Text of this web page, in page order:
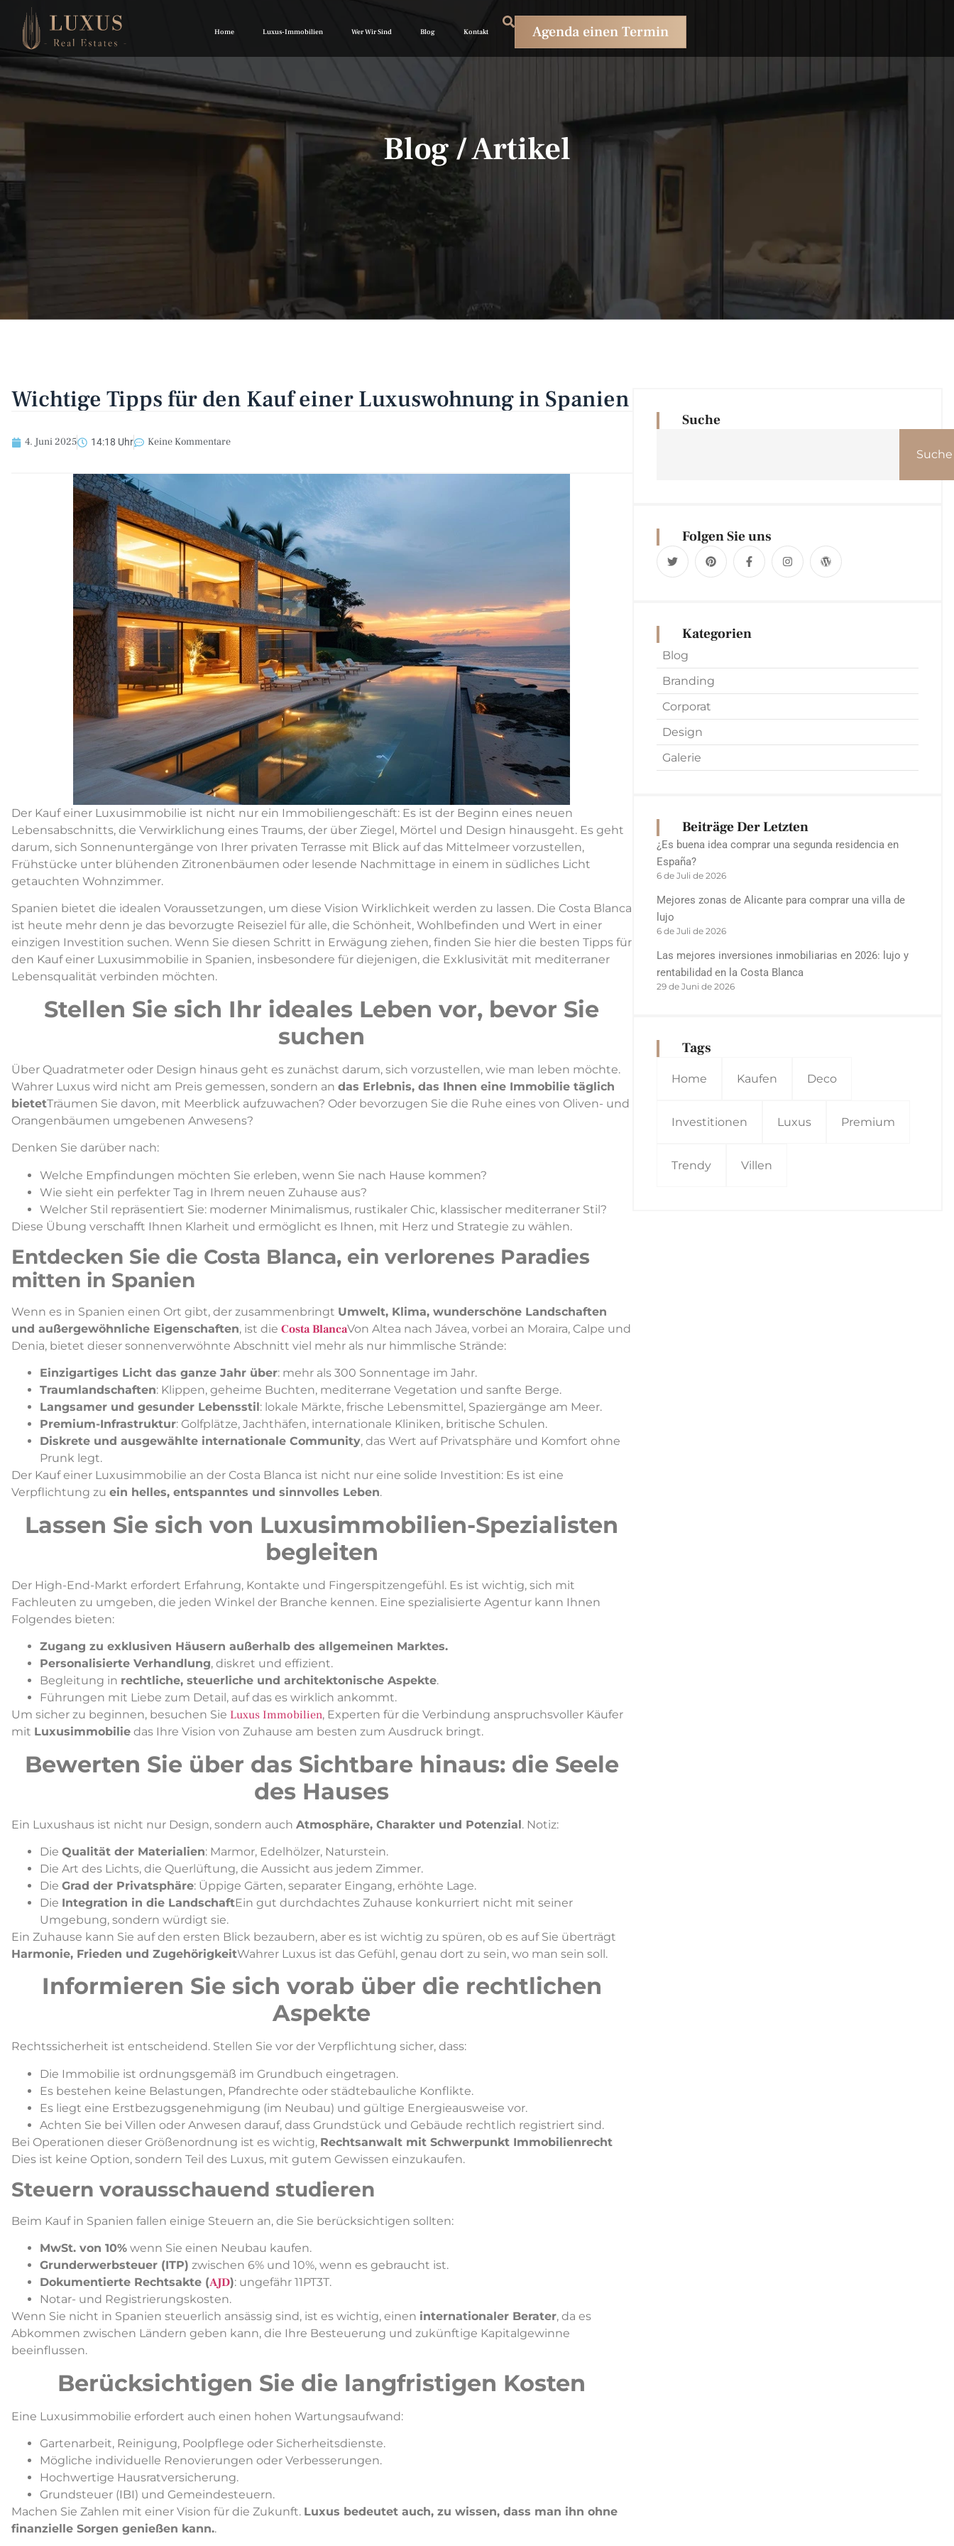
Home Luxus-Immobilien Wer Wir Sind Blog Kontakt Agenda einen Termin
Blog / Artikel
Wichtige Tipps für den Kauf einer Luxuswohnung in Spanien
4. Juni 2025 14:18 Uhr Keine Kommentare
Der Kauf einer Luxusimmobilie ist nicht nur ein Immobiliengeschäft: Es ist der Beginn eines neuen
Lebensabschnitts, die Verwirklichung eines Traums, der über Ziegel, Mörtel und Design hinausgeht. Es geht
darum, sich Sonnenuntergänge von Ihrer privaten Terrasse mit Blick auf das Mittelmeer vorzustellen,
Frühstücke unter blühenden Zitronenbäumen oder lesende Nachmittage in einem in südliches Licht
getauchten Wohnzimmer.
Spanien bietet die idealen Voraussetzungen, um diese Vision Wirklichkeit werden zu lassen. Die Costa Blanca
ist heute mehr denn je das bevorzugte Reiseziel für alle, die Schönheit, Wohlbefinden und Wert in einer
einzigen Investition suchen. Wenn Sie diesen Schritt in Erwägung ziehen, finden Sie hier die besten Tipps für
den Kauf einer Luxusimmobilie in Spanien, insbesondere für diejenigen, die Exklusivität mit mediterraner
Lebensqualität verbinden möchten.
Stellen Sie sich Ihr ideales Leben vor, bevor Sie
suchen
Über Quadratmeter oder Design hinaus geht es zunächst darum, sich vorzustellen, wie man leben möchte.
Wahrer Luxus wird nicht am Preis gemessen, sondern an das Erlebnis, das Ihnen eine Immobilie täglich
bietetTräumen Sie davon, mit Meerblick aufzuwachen? Oder bevorzugen Sie die Ruhe eines von Oliven- und
Orangenbäumen umgebenen Anwesens?
Denken Sie darüber nach:
Welche Empfindungen möchten Sie erleben, wenn Sie nach Hause kommen?
Wie sieht ein perfekter Tag in Ihrem neuen Zuhause aus?
Welcher Stil repräsentiert Sie: moderner Minimalismus, rustikaler Chic, klassischer mediterraner Stil?
Diese Übung verschafft Ihnen Klarheit und ermöglicht es Ihnen, mit Herz und Strategie zu wählen.
Entdecken Sie die Costa Blanca, ein verlorenes Paradies
mitten in Spanien
Wenn es in Spanien einen Ort gibt, der zusammenbringt Umwelt, Klima, wunderschöne Landschaften
und außergewöhnliche Eigenschaften, ist die Costa BlancaVon Altea nach Jávea, vorbei an Moraira, Calpe und
Denia, bietet dieser sonnenverwöhnte Abschnitt viel mehr als nur himmlische Strände:
Einzigartiges Licht das ganze Jahr über: mehr als 300 Sonnentage im Jahr.
Traumlandschaften: Klippen, geheime Buchten, mediterrane Vegetation und sanfte Berge.
Langsamer und gesunder Lebensstil : lokale Märkte, frische Lebensmittel, Spaziergänge am Meer.
Premium-Infrastruktur: Golfplätze, Jachthäfen, internationale Kliniken, britische Schulen.
Diskrete und ausgewählte internationale Community, das Wert auf Privatsphäre und Komfort ohne
Prunk legt.
Der Kauf einer Luxusimmobilie an der Costa Blanca ist nicht nur eine solide Investition: Es ist eine
Verpflichtung zu ein helles, entspanntes und sinnvolles Leben.
Lassen Sie sich von Luxusimmobilien-Spezialisten
begleiten
Der High-End-Markt erfordert Erfahrung, Kontakte und Fingerspitzengefühl. Es ist wichtig, sich mit
Fachleuten zu umgeben, die jeden Winkel der Branche kennen. Eine spezialisierte Agentur kann Ihnen
Folgendes bieten:
Zugang zu exklusiven Häusern außerhalb des allgemeinen Marktes.
Personalisierte Verhandlung, diskret und effizient.
Begleitung in rechtliche, steuerliche und architektonische Aspekte.
Führungen mit Liebe zum Detail, auf das es wirklich ankommt.
Um sicher zu beginnen, besuchen Sie Luxus Immobilien, Experten für die Verbindung anspruchsvoller Käufer
mit Luxusimmobilie das Ihre Vision von Zuhause am besten zum Ausdruck bringt.
Bewerten Sie über das Sichtbare hinaus: die Seele
des Hauses
Ein Luxushaus ist nicht nur Design, sondern auch Atmosphäre, Charakter und Potenzial. Notiz:
Die Qualität der Materialien: Marmor, Edelhölzer, Naturstein.
Die Art des Lichts, die Querlüftung, die Aussicht aus jedem Zimmer.
Die Grad der Privatsphäre: Üppige Gärten, separater Eingang, erhöhte Lage.
Die Integration in die LandschaftEin gut durchdachtes Zuhause konkurriert nicht mit seiner
Umgebung, sondern würdigt sie.
Ein Zuhause kann Sie auf den ersten Blick bezaubern, aber es ist wichtig zu spüren, ob es auf Sie überträgt
Harmonie, Frieden und ZugehörigkeitWahrer Luxus ist das Gefühl, genau dort zu sein, wo man sein soll.
Informieren Sie sich vorab über die rechtlichen
Aspekte
Rechtssicherheit ist entscheidend. Stellen Sie vor der Verpflichtung sicher, dass:
Die Immobilie ist ordnungsgemäß im Grundbuch eingetragen.
Es bestehen keine Belastungen, Pfandrechte oder städtebauliche Konflikte.
Es liegt eine Erstbezugsgenehmigung (im Neubau) und gültige Energieausweise vor.
Achten Sie bei Villen oder Anwesen darauf, dass Grundstück und Gebäude rechtlich registriert sind.
Bei Operationen dieser Größenordnung ist es wichtig, Rechtsanwalt mit Schwerpunkt Immobilienrecht
Dies ist keine Option, sondern Teil des Luxus, mit gutem Gewissen einzukaufen.
Steuern vorausschauend studieren
Beim Kauf in Spanien fallen einige Steuern an, die Sie berücksichtigen sollten:
MwSt. von 10% wenn Sie einen Neubau kaufen.
Grunderwerbsteuer (ITP) zwischen 6% und 10%, wenn es gebraucht ist.
Dokumentierte Rechtsakte (AJD): ungefähr 11PT3T.
Notar- und Registrierungskosten.
Wenn Sie nicht in Spanien steuerlich ansässig sind, ist es wichtig, einen internationaler Berater, da es
Abkommen zwischen Ländern geben kann, die Ihre Besteuerung und zukünftige Kapitalgewinne
beeinflussen.
Berücksichtigen Sie die langfristigen Kosten
Eine Luxusimmobilie erfordert auch einen hohen Wartungsaufwand:
Gartenarbeit, Reinigung, Poolpflege oder Sicherheitsdienste.
Mögliche individuelle Renovierungen oder Verbesserungen.
Hochwertige Hausratversicherung.
Grundsteuer (IBI) und Gemeindesteuern.
Machen Sie Zahlen mit einer Vision für die Zukunft. Luxus bedeutet auch, zu wissen, dass man ihn ohne
finanzielle Sorgen genießen kann..
Suche
Suche
Folgen Sie uns
Kategorien
Blog
Branding
Corporat
Design
Galerie
Beiträge Der Letzten
¿Es buena idea comprar una segunda residencia en
España?
6 de Juli de 2026
Mejores zonas de Alicante para comprar una villa de
lujo
6 de Juli de 2026
Las mejores inversiones inmobiliarias en 2026: lujo y
rentabilidad en la Costa Blanca
29 de Juni de 2026
Tags
Home Kaufen Deco
Investitionen Luxus Premium
Trendy Villen